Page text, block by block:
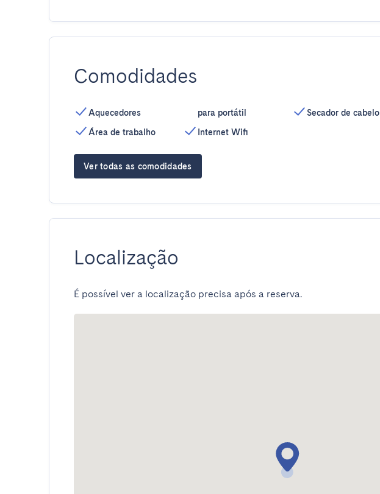
Comodidades
Aquecedores
Área de trabalho
para portátil
Internet Wifi
Secador de cabelo
Ver todas as comodidades
Localização
É possível ver a localização precisa após a reserva.